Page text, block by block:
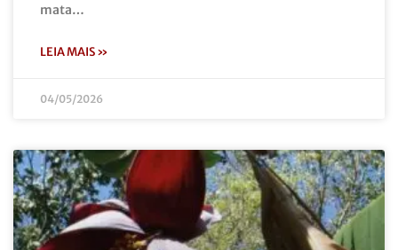
mata…
LEIA MAIS »
04/05/2026